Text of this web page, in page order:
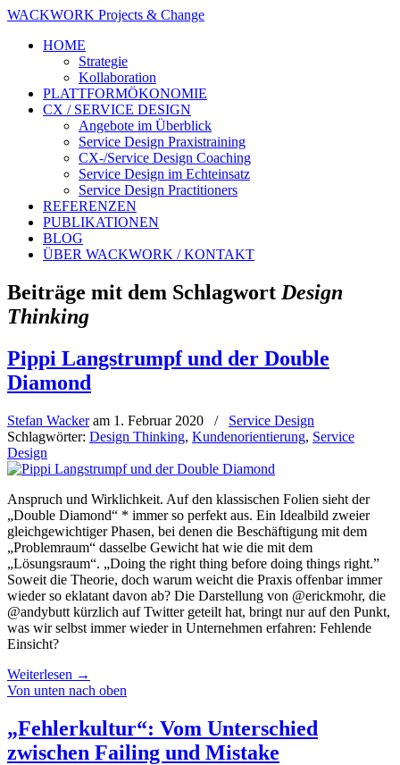
WACKWORK Projects & Change
HOME
Strategie
Kollaboration
PLATTFORMÖKONOMIE
CX / SERVICE DESIGN
Angebote im Überblick
Service Design Praxistraining
CX-/Service Design Coaching
Service Design im Echteinsatz
Service Design Practitioners
REFERENZEN
PUBLIKATIONEN
BLOG
ÜBER WACKWORK / KONTAKT
Beiträge mit dem Schlagwort Design
Thinking
Pippi Langstrumpf und der Double
Diamond
Stefan Wackeram 1. Februar 2020 /
Service Design
Schlagwörter: Design Thinking, Kundenorientierung, Service
Design
Anspruch und Wirklichkeit. Auf den klassischen Folien sieht der
„Double Diamond“ * immer so perfekt aus. Ein Idealbild zweier
gleichgewichtiger Phasen, bei denen die Beschäftigung mit dem
„Problemraum“ dasselbe Gewicht hat wie die mit dem
„Lösungsraum“. „Doing the right thing before doing things right.”
Soweit die Theorie, doch warum weicht die Praxis offenbar immer
wieder so eklatant davon ab? Die Darstellung von @erickmohr, die
@andybutt kürzlich auf Twitter geteilt hat, bringt nur auf den Punkt,
was wir selbst immer wieder in Unternehmen erfahren: Fehlende
Einsicht?
Weiterlesen →
Von unten nach oben
„Fehlerkultur“: Vom Unterschied
zwischen Failing und Mistake